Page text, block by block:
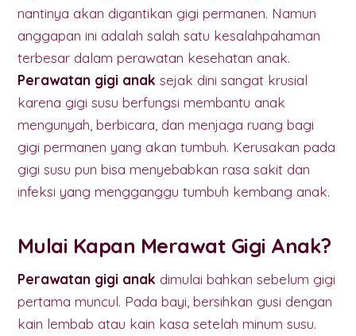
nantinya akan digantikan gigi permanen. Namun
anggapan ini adalah salah satu kesalahpahaman
terbesar dalam perawatan kesehatan anak.
Perawatan gigi anak sejak dini sangat krusial
karena gigi susu berfungsi membantu anak
mengunyah, berbicara, dan menjaga ruang bagi
gigi permanen yang akan tumbuh. Kerusakan pada
gigi susu pun bisa menyebabkan rasa sakit dan
infeksi yang mengganggu tumbuh kembang anak.
Mulai Kapan Merawat Gigi Anak?
Perawatan gigi anak dimulai bahkan sebelum gigi
pertama muncul. Pada bayi, bersihkan gusi dengan
kain lembab atau kain kasa setelah minum susu.